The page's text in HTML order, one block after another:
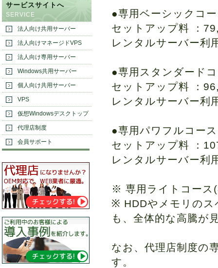
●専用ベーシックコ
セットアップ料 ：
レンタルサーバー
●専用スタンダード
セットアップ料 ：
レンタルサーバー
●専用パワフルコース
セットアップ料 ：
レンタルサーバー
※ 専用ライトコース
※ HDDやメモリのス
も、全体的な高騰が
なお、代理店制度の
す。
サービスサイトへ
SERVICE
法人向け共用サーバー
法人向けマネージドVPS
法人向け専用サーバー
Windows共用サーバー
個人向け共用サーバー
VPS
仮想Windowsデスクトップ
代理店制度
会員サポート